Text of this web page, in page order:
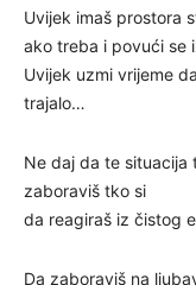
Uvijek imaš prostora
ako treba i povući se
Uvijek uzmi vrijeme
trajalo…
Ne daj da te situacija
zaboraviš tko si
da reagiraš iz čistog
Da zaboraviš na